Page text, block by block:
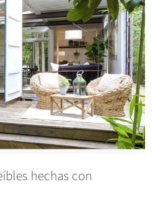
hechas con